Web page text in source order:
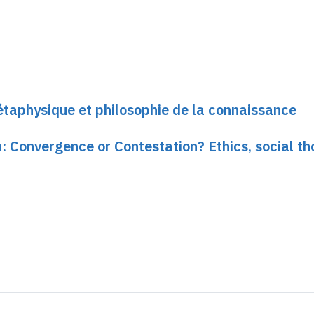
et philosophie de la connaissance
or Contestation? Ethics, social